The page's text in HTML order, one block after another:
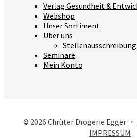
Verlag Gesundheit &
Webshop
Unser Sortiment
Über uns
Stellenausschreibung
Seminare
Mein Konto
© 2026 Chrüter Drogerie Egger ・
IMPRESSUM